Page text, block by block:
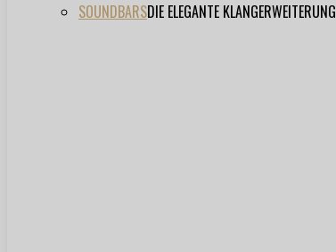
SOUNDBARSDIE ELEGANTE KLANGERWEITERUNG